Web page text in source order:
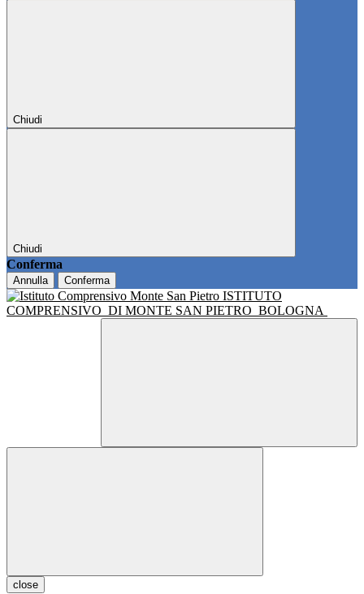
Chiudi
Chiudi
Conferma
Annulla Conferma
ISTITUTO
COMPRENSIVO DI MONTE SAN PIETRO BOLOGNA
close